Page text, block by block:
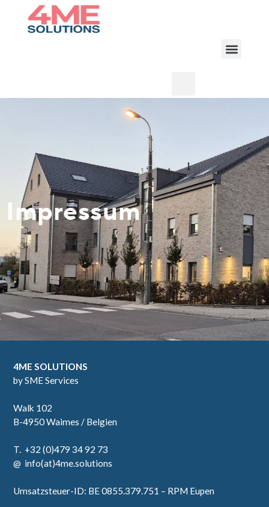
Impressum
4ME SOLUTIONS
by SME Services
Walk 102
B-4950 Waimes / Belgien
T. +32 (0)479 34 92 73
@ info(at)4me.solutions
Umsatzsteuer-ID: BE 0855.379.751 – RPM Eupen